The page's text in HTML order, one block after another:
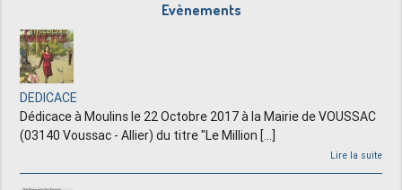
Evènements
DEDICACE
Dédicace à Moulins le 22 Octobre 2017 à la Mairie de VOUSSAC
(03140 Voussac - Allier) du titre "Le Million [...]
Lire la suite